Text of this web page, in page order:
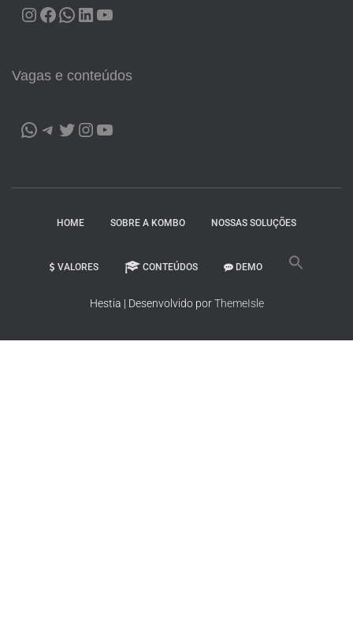
Vagas e conteúdos
HOME SOBRE A KOMBO NOSSAS SOLUÇÕES
VALORES CONTEÚDOS DEMO
Hestia | Desenvolvido porThemeIsle